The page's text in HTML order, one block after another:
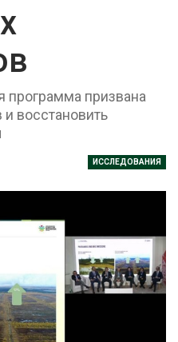
программа призвана
восстановить
ИССЛЕДОВАНИЯ